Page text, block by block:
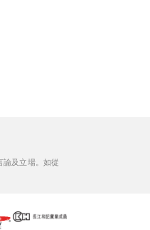
及立場。如從